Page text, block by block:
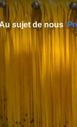
sujet de nous